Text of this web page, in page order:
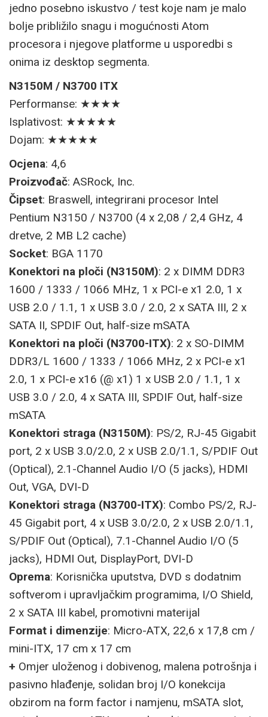
jedno posebno iskustvo / test koje nam je malo
bolje približilo snagu i mogućnosti Atom
procesora i njegove platforme u usporedbi s
onima iz desktop segmenta.
N3150M / N3700 ITX
Performanse: ★★★★
Isplativost: ★★★★★
Dojam: ★★★★★
Ocjena: 4,6
Proizvođač: ASRock, Inc.
Čipset: Braswell, integrirani procesor Intel
Pentium N3150 / N3700 (4 x 2,08 / 2,4 GHz, 4
dretve, 2 MB L2 cache)
Socket: BGA 1170
Konektori na ploči (N3150M): 2 x DIMM DDR3
1600 / 1333 / 1066 MHz, 1 x PCI-e x1 2.0, 1 x
USB 2.0 / 1.1, 1 x USB 3.0 / 2.0, 2 x SATA III, 2 x
SATA II, SPDIF Out, half-size mSATA
Konektori na ploči (N3700-ITX): 2 x SO-DIMM
DDR3/L 1600 / 1333 / 1066 MHz, 2 x PCI-e x1
2.0, 1 x PCI-e x16 (@ x1) 1 x USB 2.0 / 1.1, 1 x
USB 3.0 / 2.0, 4 x SATA III, SPDIF Out, half-size
mSATA
Konektori straga (N3150M): PS/2, RJ-45 Gigabit
port, 2 x USB 3.0/2.0, 2 x USB 2.0/1.1, S/PDIF Out
(Optical), 2.1-Channel Audio I/O (5 jacks), HDMI
Out, VGA, DVI-D
Konektori straga (N3700-ITX): Combo PS/2, RJ-
45 Gigabit port, 4 x USB 3.0/2.0, 2 x USB 2.0/1.1,
S/PDIF Out (Optical), 7.1-Channel Audio I/O (5
jacks), HDMI Out, DisplayPort, DVI-D
Oprema: Korisnička uputstva, DVD s dodatnim
softverom i upravljačkim programima, I/O Shield,
2 x SATA III kabel, promotivni materijal
Format i dimenzije: Micro-ATX, 22,6 x 17,8 cm /
mini-ITX, 17 cm x 17 cm
+ Omjer uloženog i dobivenog, malena potrošnja i
pasivno hlađenje, solidan broj I/O konekcija
obzirom na form factor i namjenu, mSATA slot,